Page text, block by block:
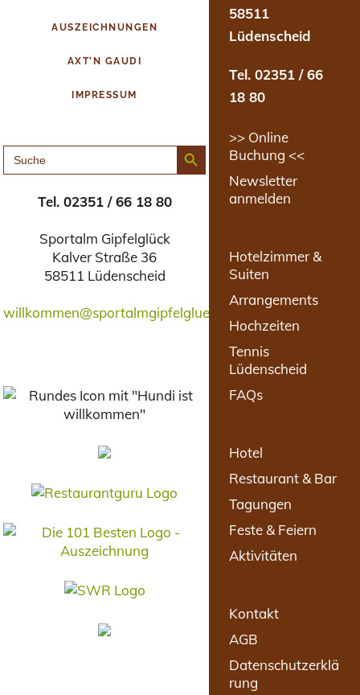
AUSZEICHNUNGEN
AXT’N GAUDI
IMPRESSUM
SEARCH
FOR:
Search Button
Tel. 02351 / 66 18 80
Sportalm Gipfelglück
Kalver Straße 36
58511 Lüdenscheid
willkommen@sportalmgipfelglueck.de
58511
Lüdenscheid
Tel. 02351 / 66
18 80
>> Online
Buchung <<
Newsletter
anmelden
Hotelzimmer &
Suiten
Arrangements
Hochzeiten
Tennis
Lüdenscheid
FAQs
Hotel
Restaurant & Bar
Tagungen
Feste & Feiern
Aktivitäten
Kontakt
AGB
Datenschutzerklä
rung